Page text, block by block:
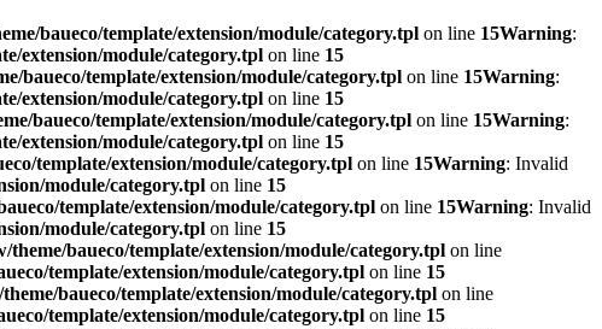
baueco/template/extension/module/category.tpl on line 15Warning:
extension/module/category.tpl on line 15
baueco/template/extension/module/category.tpl on line 15Warning:
extension/module/category.tpl on line 15
baueco/template/extension/module/category.tpl on line 15Warning:
extension/module/category.tpl on line 15
template/extension/module/category.tpl on line 15Warning: Invalid
module/category.tpl on line 15
template/extension/module/category.tpl on line 15Warning: Invalid
module/category.tpl on line 15
baueco/template/extension/module/category.tpl on line
template/extension/module/category.tpl on line 15
baueco/template/extension/module/category.tpl on line
template/extension/module/category.tpl on line 15